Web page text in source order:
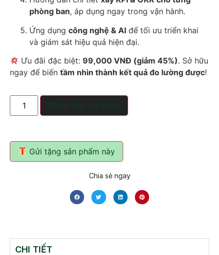
phòng ban, áp dụng ngay trong vận hành.
Ứng dụng công nghệ & AI để tối ưu triển khai
và giám sát hiệu quả hiện đại.
Ưu đãi đặc biệt:99,000 VNĐ (giảm 45%). Sở hữu
ngay để biến tầm nhìn thành kết quả đo lường được!
Thêm vào giỏ hàng
Gửi tặng sản phẩm này
Chia sẻ ngay
CHI TIẾT